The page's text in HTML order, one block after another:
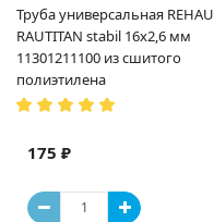
Труба универсальная REHAU
RAUTITAN stabil 16х2,6 мм
11301211100 из сшитого
полиэтилена
175 ₽